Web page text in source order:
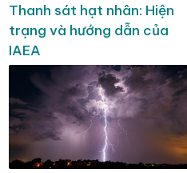
Thanh sát hạt nhân: Hiện
trạng và hướng dẫn của
IAEA